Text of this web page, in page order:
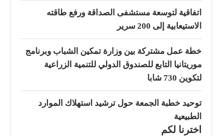
اتفاقية لتوسعة مستشفى الصداقة ورفع طاقته
الاستيعابية إلى 200 سرير
خطة عمل مشتركة بين وزارة تمكين الشباب وبرنامج
موريتانيا التابع للصندوق الدولي للتنمية الزراعية
لتكوين 730 شابا
توحيد خطبة الجمعة حول ترشيد استهلاك الموارد
الطبيعية
اخترنا لكم